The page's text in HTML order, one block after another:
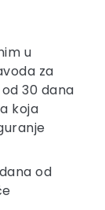
u
za
30 dana
koja
od